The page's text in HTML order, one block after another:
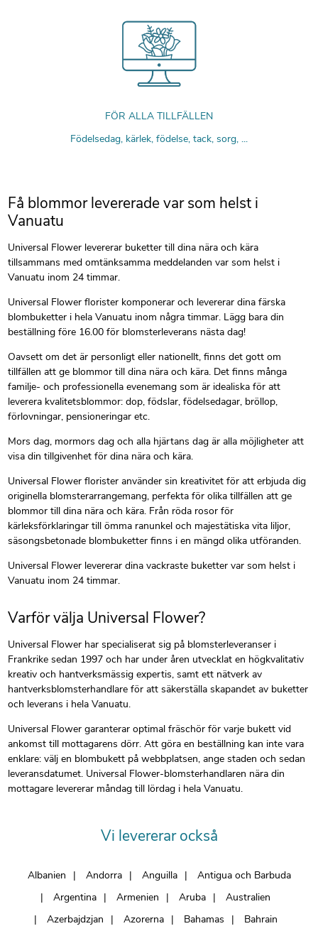
FÖR ALLA TILLFÄLLEN
Födelsedag, kärlek, födelse, tack, sorg, ...
Få blommor levererade var som helst i
Vanuatu
Universal Flower levererar buketter till dina nära och kära
tillsammans med omtänksamma meddelanden var som helst i
Vanuatu inom 24 timmar.
Universal Flower florister komponerar och levererar dina färska
blombuketter i hela Vanuatu inom några timmar. Lägg bara din
beställning före 16.00 för blomsterleverans nästa dag!
Oavsett om det är personligt eller nationellt, finns det gott om
tillfällen att ge blommor till dina nära och kära. Det finns många
familje- och professionella evenemang som är idealiska för att
leverera kvalitetsblommor: dop, födslar, födelsedagar, bröllop,
förlovningar, pensioneringar etc.
Mors dag, mormors dag och alla hjärtans dag är alla möjligheter att
visa din tillgivenhet för dina nära och kära.
Universal Flower florister använder sin kreativitet för att erbjuda dig
originella blomsterarrangemang, perfekta för olika tillfällen att ge
blommor till dina nära och kära. Från röda rosor för
kärleksförklaringar till ömma ranunkel och majestätiska vita liljor,
säsongsbetonade blombuketter finns i en mängd olika utföranden.
Universal Flower levererar dina vackraste buketter var som helst i
Vanuatu inom 24 timmar.
Varför välja Universal Flower?
Universal Flower har specialiserat sig på blomsterleveranser i
Frankrike sedan 1997 och har under åren utvecklat en högkvalitativ
kreativ och hantverksmässig expertis, samt ett nätverk av
hantverksblomsterhandlare för att säkerställa skapandet av buketter
och leverans i hela Vanuatu.
Universal Flower garanterar optimal fräschör för varje bukett vid
ankomst till mottagarens dörr. Att göra en beställning kan inte vara
enklare: välj en blombukett på webbplatsen, ange staden och sedan
leveransdatumet. Universal Flower-blomsterhandlaren nära din
mottagare levererar måndag till lördag i hela Vanuatu.
Vi levererar också
Albanien Andorra Anguilla
Antigua och Barbuda
Argentina
Armenien Aruba
Australien
Azerbajdzjan
Azorerna Bahamas
Bahrain